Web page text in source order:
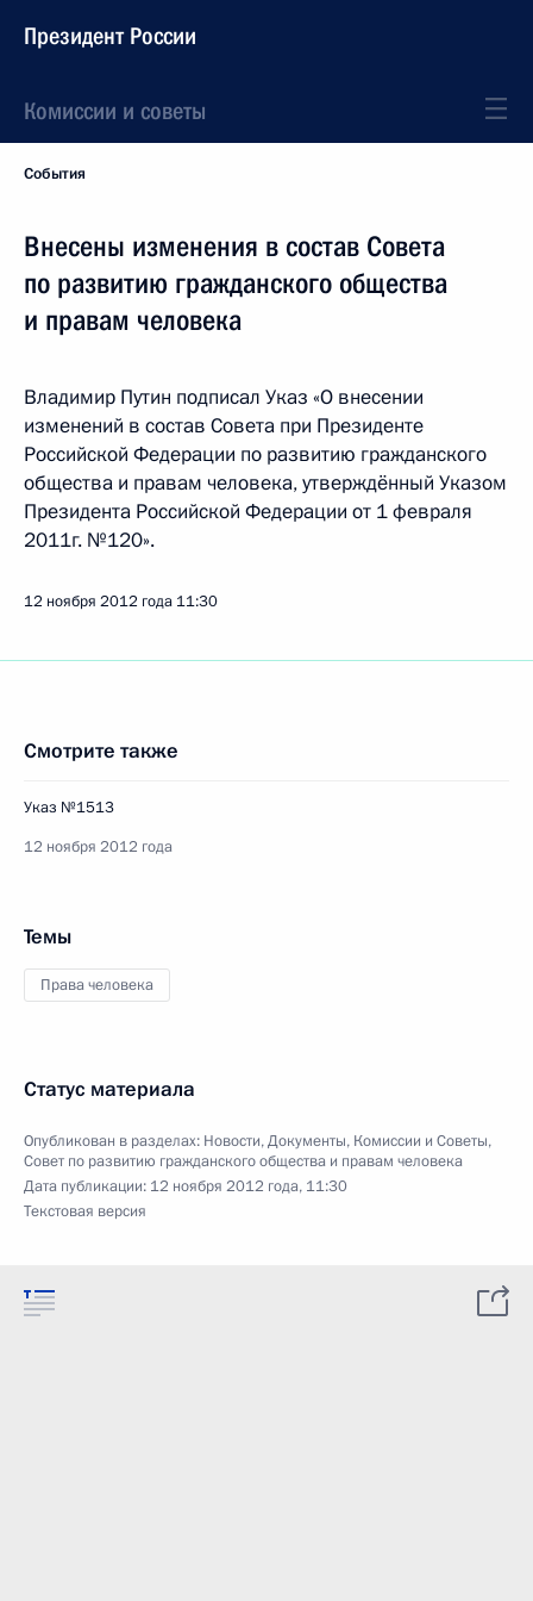
Президент России
Комиссии и советы
События
Внесены изменения в состав Совета
по развитию гражданского общества
и правам человека
Владимир Путин подписал Указ «О внесении
изменений в состав Совета при Президенте
Российской Федерации по развитию гражданского
общества и правам человека, утверждённый Указом
Президента Российской Федерации от 1 февраля
2011г. №120».
12 ноября 2012 года 11:30
Смотрите также
Указ №1513
12 ноября 2012 года
Темы
Права человека
Статус материала
Опубликован в разделах: Новости,Документы, Комиссии и Советы,
Совет по развитию гражданского общества и правам человека
Дата публикации: 12 ноября 2012 года, 11:30
Текстовая версия